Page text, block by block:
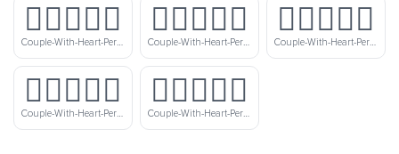
🧑🏾‍❤️‍🧑🏿
Couple-With-Heart-Person-Person-Medium-Dark-Skin-Tone-Dark-Skin-Tone
🧑🏿‍❤️‍🧑🏻
Couple-With-Heart-Person-Person-Dark-Skin-Tone-Light-Skin-Tone
🧑🏿‍❤️‍🧑🏼
Couple-With-Heart-Person-Person-Dark-Skin-Tone-Medium-Light-Skin-Tone
🧑🏿‍❤️‍🧑🏽
Couple-With-Heart-Person-Person-Dark-Skin-Tone-Medium-Skin-Tone
🧑🏿‍❤️‍🧑🏾
Couple-With-Heart-Person-Person-Dark-Skin-Tone-Medium-Dark-Skin-Tone